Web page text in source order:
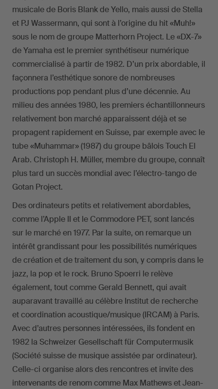
musicale de Boris Blank de Yello, mais aussi de Stella
et PJ Wassermann, qui sont à l’origine du hit «Muh!»
sous le nom de groupe Matterhorn Project. Le «DX-7»
de Yamaha est le premier synthétiseur numérique
commercialisé à partir de 1982. D’un prix abordable, il
façonnera l’esthétique sonore de nombreuses
productions pop pendant plus d’une décennie. Au
milieu des années 1980, les premiers échantillonneurs
relativement bon marché apparaissent déjà et se
propagent rapidement en Suisse, par exemple avec le
tube «Muhammar» (1987) du groupe bâlois Touch El
Arab. Christoph H. Müller, membre du groupe, connaît
plus tard un succès mondial avec l’électro-tango de
Gotan Project.
Des ordinateurs petits et relativement abordables,
comme l’Apple II et le Commodore PET, sont lancés
sur le marché en 1977. Par la suite, on remarque un
intérêt grandissant pour les possibilités numériques
de création et de traitement du son, y compris dans le
jazz, la pop et le rock. Bruno Spoerri le relève
également, tout comme Gerald Bennett, qui avait
auparavant travaillé au célèbre Institut de recherche
et coordination acoustique/musique (IRCAM) à Paris.
Avec d’autres personnes intéressées, ils fondent en
1982 la Schweizer Gesellschaft für Computermusik
(Société suisse de musique assistée par ordinateur).
Celle-ci organise alors des rencontres et invite des
intervenants de renom comme Max Mathews et Jean-